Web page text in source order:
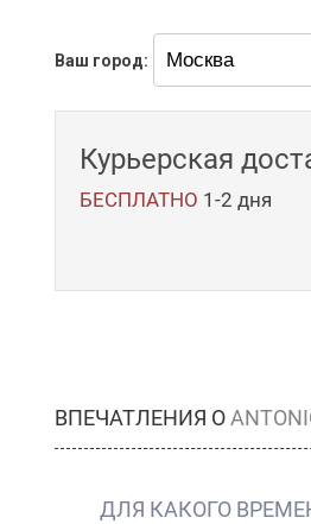
Ваш город:
Курьерская
БЕСПЛАТНО 1-2 дня
ВПЕЧАТЛЕНИЯ О
ДЛЯ КАКОГО